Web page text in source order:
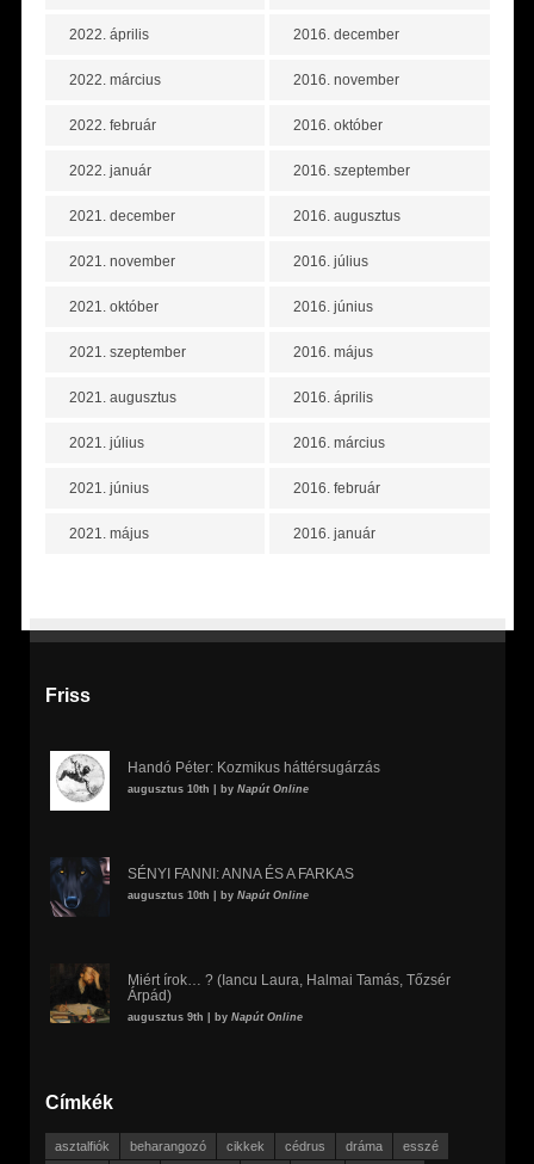
2022. április
2022. március
2022. február
2022. január
2021. december
2021. november
2021. október
2021. szeptember
2021. augusztus
2021. július
2021. június
2021. május
2016. december
2016. november
2016. október
2016. szeptember
2016. augusztus
2016. július
2016. június
2016. május
2016. április
2016. március
2016. február
2016. január
Friss
Handó Péter: Kozmikus háttérsugárzás
augusztus 10th | by Napút Online
SÉNYI FANNI: ANNA ÉS A FARKAS
augusztus 10th | by Napút Online
Miért írok… ? (Iancu Laura, Halmai Tamás, Tőzsér
Árpád)
augusztus 9th | by Napút Online
Címkék
asztalfiók beharangozó cikkek cédrus dráma
esszé